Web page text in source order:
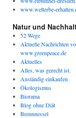
www.welterbe-
Natur und
52 Wege
Aktuelle Nachrichten
www.greenpeace.de
Aktuelles
Alles, was gerecht ist.
Anständig einkaufen
Ökologismus
Biorama
Blog ohne Diät
Brennnessel